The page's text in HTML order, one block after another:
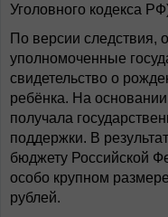
Уголовного кодекса
По версии следствия,
уполномоченные
свидетельство о
ребёнка. На
получала
поддержки. В
бюджету Российской
особо крупном
рублей.